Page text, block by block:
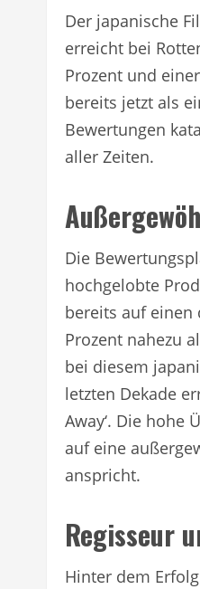
Der japanische
erreicht bei
Prozent und
bereits jetzt als
Bewertungen
aller Zeiten.
Die
hochgelobte
bereits auf
Prozent nahezu
bei diesem
letzten Dekade
Away‘. Die
auf eine
anspricht.
Regisseur
Hinter dem